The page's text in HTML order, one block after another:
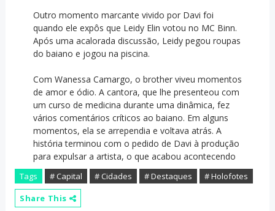
Outro momento marcante vivido por Davi foi
quando ele expôs que Leidy Elin votou no MC Binn.
Após uma acalorada discussão, Leidy pegou roupas
do baiano e jogou na piscina.
Com Wanessa Camargo, o brother viveu momentos
de amor e ódio. A cantora, que lhe presenteou com
um curso de medicina durante uma dinâmica, fez
vários comentários críticos ao baiano. Em alguns
momentos, ela se arrependia e voltava atrás. A
história terminou com o pedido de Davi à produção
para expulsar a artista, o que acabou acontecendo
Tags # Capital # Cidades # Destaques
# Holofotes
Share This